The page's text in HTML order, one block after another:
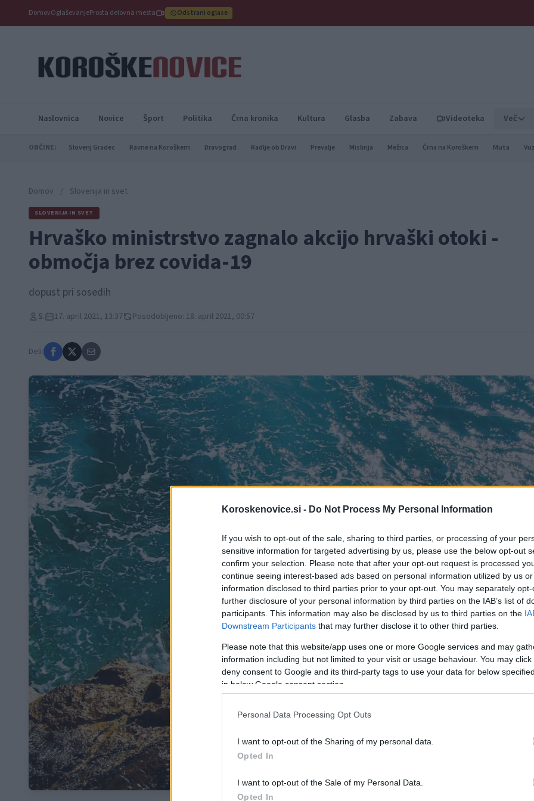
Koroskenovice.si - Do Not Process My Personal Information
If you wish to opt-out of the sale, sharing to third parties, or processing of your
sensitive information for targeted advertising by us, please use the below opt-out
confirm your selection. Please note that after your opt-out request is processed
continue seeing interest-based ads based on personal information utilized by us
information disclosed to third parties prior to your opt-out. You may separately
further disclosure of your personal information by third parties on the IAB’s list of
participants. This information may also be disclosed by us to third parties on the
Downstream Participants that may further disclose it to other third parties.
Please note that this website/app uses one or more Google services and may
information including but not limited to your visit or usage behaviour. You may
deny consent to Google and its third-party tags to use your data for below
in below Google consent section.
Personal Data Processing Opt Outs
I want to opt-out of the Sharing of my personal data.
Opted In
I want to opt-out of the Sale of my Personal Data.
Opted In
DomovOglaševanjeProsta delovna mesta Odstrani oglase
Naslovnica Novice Šport Politika Črna kronika Kultura Glasba Zabava Videoteka Več
OBČINE: Slovenj Gradec Ravne na Koroškem Dravograd Radlje ob Dravi Prevalje Mislinja Mežica Črna na Koroškem Muta
Domov / Slovenija in svet
SLOVENIJA IN SVET
Hrvaško ministrstvo zagnalo akcijo hrvaški otoki -
območja brez covida-19
dopust pri sosedih
S. 17. april 2021, 13:37 Posodobljeno: 18. april 2021, 00:57
Deli: